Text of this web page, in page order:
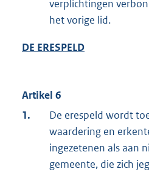
verplichtingen
het vorige lid.
DE ERESPELD
Artikel 6
1.
De erespeld wordt
waardering en
ingezetenen als aan
gemeente, die zich